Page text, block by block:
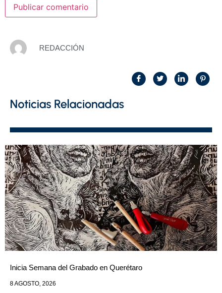
REDACCIÓN
Noticias Relacionadas
Inicia Semana del Grabado en Querétaro
8 AGOSTO, 2026